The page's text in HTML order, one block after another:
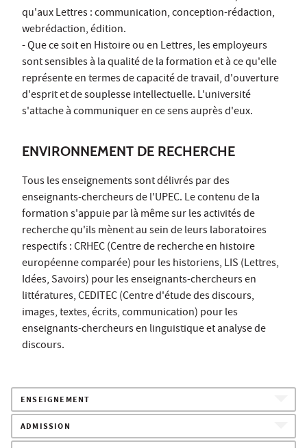
qu'aux Lettres : communication, conception-rédaction,
webrédaction, édition.
- Que ce soit en Histoire ou en Lettres, les employeurs
sont sensibles à la qualité de la formation et à ce qu'elle
représente en termes de capacité de travail, d'ouverture
d'esprit et de souplesse intellectuelle. L'université
s'attache à communiquer en ce sens auprès d'eux.
ENVIRONNEMENT DE RECHERCHE
Tous les enseignements sont délivrés par des
enseignants-chercheurs de l'UPEC. Le contenu de la
formation s'appuie par là même sur les activités de
recherche qu'ils mènent au sein de leurs laboratoires
respectifs : CRHEC (Centre de recherche en histoire
européenne comparée) pour les historiens, LIS (Lettres,
Idées, Savoirs) pour les enseignants-chercheurs en
littératures, CEDITEC (Centre d'étude des discours,
images, textes, écrits, communication) pour les
enseignants-chercheurs en linguistique et analyse de
discours.
ENSEIGNEMENT
ADMISSION